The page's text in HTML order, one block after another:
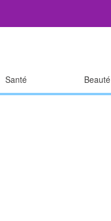
Santé Beauté